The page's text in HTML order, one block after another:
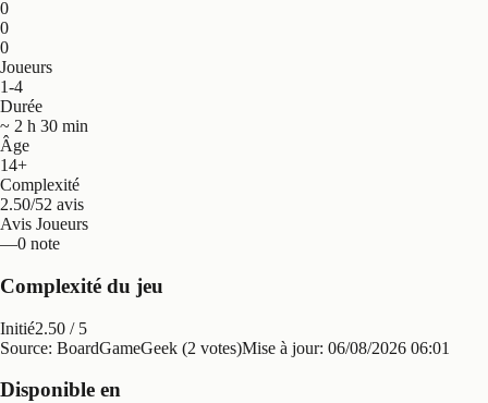
0
0
0
Joueurs
1-4
Durée
~ 2 h 30 min
Âge
14+
Complexité
2.50/52 avis
Avis Joueurs
—0 note
Complexité du jeu
Initié2.50 / 5
Source: BoardGameGeek (2 votes)Mise à jour: 06/08/2026 06:01
Disponible en